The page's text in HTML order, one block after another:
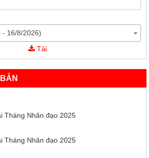
- 16/8/2026)
Tải
Tháng Nhân đạo 2025
Tháng Nhân đạo 2025
Tháng Nhân đạo 2025
Tháng Nhân đạo 2025